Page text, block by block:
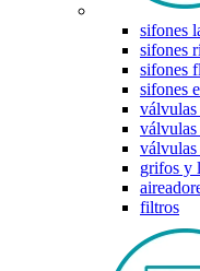
sifones
sifones
sifones
sifones
válvulas
grifos y
filtros